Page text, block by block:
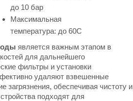
до 10 бар
Максимальная
температура: до 60С
является важным этапом в
для дальнейшего
фильтры и установки
удаляют взвешенные
загрязнения, обеспечивая чистоту и
подходят для